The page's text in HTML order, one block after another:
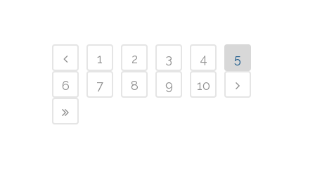
1 2 3 4
5
6
7 8 9 10